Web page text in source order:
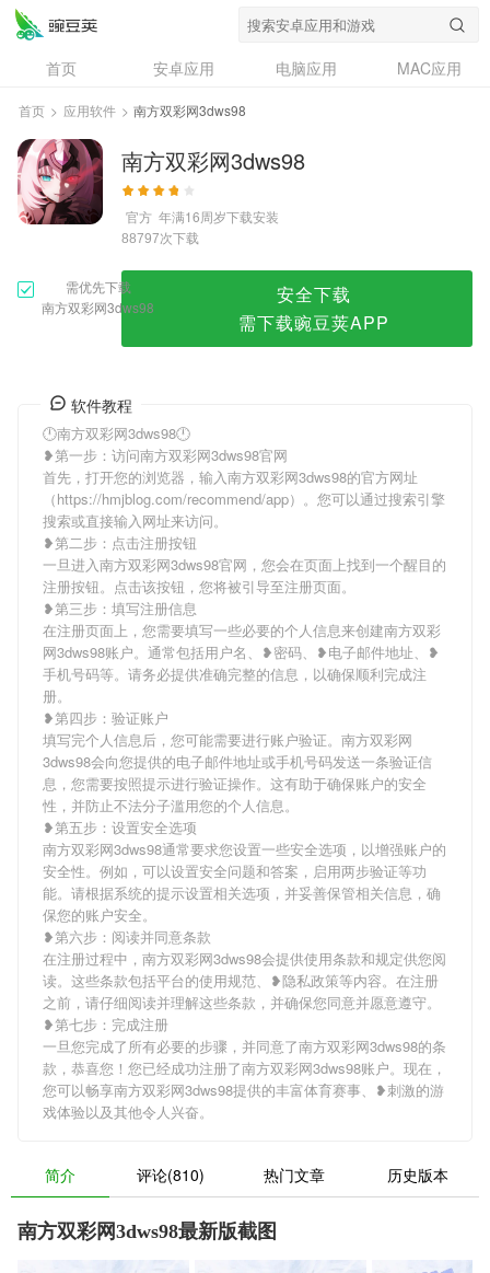
首页 安卓应用 电脑应用
MAC应用
资讯
专题
问答
首页 > 应用软件 > 南方双彩网3dws98
南方双彩网3dws98
官方 年满16周岁下载安装
88797次下载
需优先下载
南方双彩网3dws98
安全下载
需下载豌豆荚APP
软件教程
🕛南方双彩网3dws98🕛
❥第一步：访问南方双彩网3dws98官网
首先，打开您的浏览器，输入南方双彩网3dws98的官方网址
（https://hmjblog.com/recommend/app）。您可以通过搜索引擎
搜索或直接输入网址来访问。
❥第二步：点击注册按钮
一旦进入南方双彩网3dws98官网，您会在页面上找到一个醒目的
注册按钮。点击该按钮，您将被引导至注册页面。
❥第三步：填写注册信息
在注册页面上，您需要填写一些必要的个人信息来创建南方双彩
网3dws98账户。通常包括用户名、❥密码、❥电子邮件地址、❥
手机号码等。请务必提供准确完整的信息，以确保顺利完成注
册。
❥第四步：验证账户
填写完个人信息后，您可能需要进行账户验证。南方双彩网
3dws98会向您提供的电子邮件地址或手机号码发送一条验证信
息，您需要按照提示进行验证操作。这有助于确保账户的安全
性，并防止不法分子滥用您的个人信息。
❥第五步：设置安全选项
南方双彩网3dws98通常要求您设置一些安全选项，以增强账户的
安全性。例如，可以设置安全问题和答案，启用两步验证等功
能。请根据系统的提示设置相关选项，并妥善保管相关信息，确
保您的账户安全。
❥第六步：阅读并同意条款
在注册过程中，南方双彩网3dws98会提供使用条款和规定供您阅
读。这些条款包括平台的使用规范、❥隐私政策等内容。在注册
之前，请仔细阅读并理解这些条款，并确保您同意并愿意遵守。
❥第七步：完成注册
一旦您完成了所有必要的步骤，并同意了南方双彩网3dws98的条
款，恭喜您！您已经成功注册了南方双彩网3dws98账户。现在，
您可以畅享南方双彩网3dws98提供的丰富体育赛事、❥刺激的游
戏体验以及其他令人兴奋。
简介 评论(810) 热门文章 历史版本
南方双彩网3dws98最新版截图